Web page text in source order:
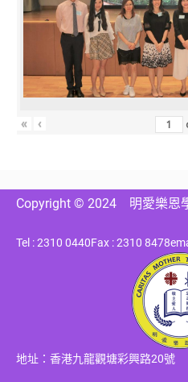
« ‹
Copyright © 2024 明愛樂恩
Tel : 2310 0440Fax : 2310 8478
地址：香港九龍觀塘彩興路20號